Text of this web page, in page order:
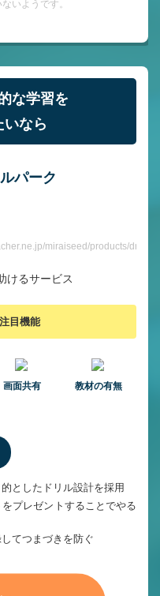
いようです。
な学習を
いなら
ルパーク
miraiseed/products/drill/）
けるサービス
目機能
画面共有 教材の有無
としたドリル設計を採用
プレゼントすることでやる
てつまづきを防ぐ